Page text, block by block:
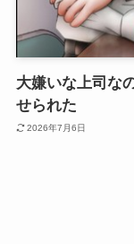
大嫌いな上司な
せられた
2026年7月6日